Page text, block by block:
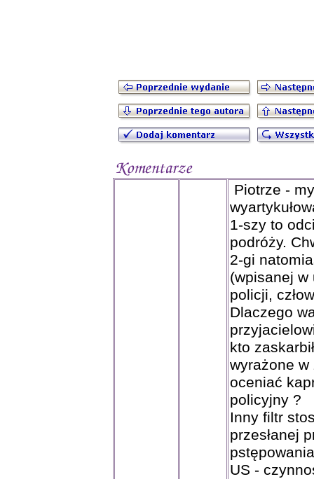
Piotrze -
1-szy to
podróży.
2-gi
(wpisanej w
policji,
Dlaczego
kto
wyrażone w
oceniać
policyjny ?
Inny filtr
przesłanej
US -